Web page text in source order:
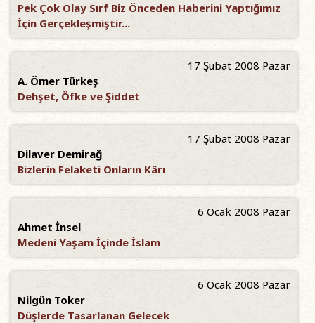
Pek Çok Olay Sırf Biz Önceden Haberini Yaptığımız
İçin Gerçekleşmiştir...
17 Şubat 2008 Pazar
A. Ömer Türkeş
Dehşet, Öfke ve Şiddet
17 Şubat 2008 Pazar
Dilaver Demirağ
Bizlerin Felaketi Onların Kârı
6 Ocak 2008 Pazar
Ahmet İnsel
Medeni Yaşam İçinde İslam
6 Ocak 2008 Pazar
Nilgün Toker
Düşlerde Tasarlanan Gelecek